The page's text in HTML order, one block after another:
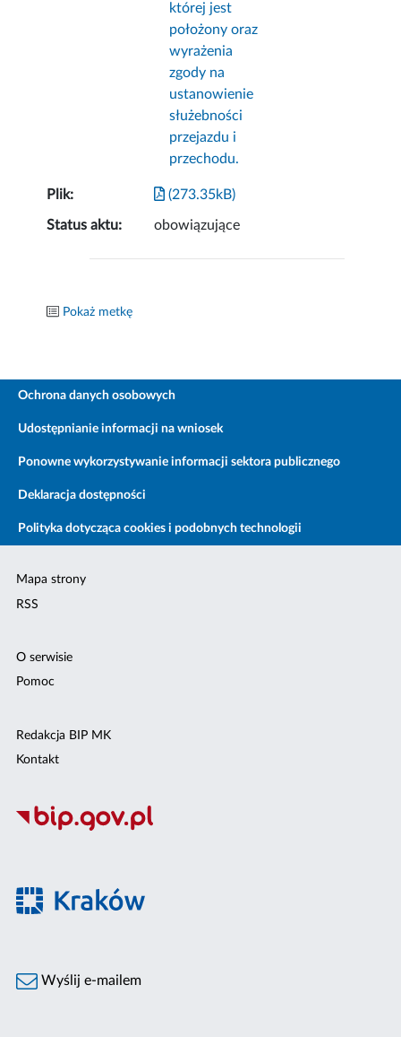
której jest
położony oraz
wyrażenia
zgody na
ustanowienie
służebności
przejazdu i
przechodu.
Plik: (273.35kB)
Status aktu: obowiązujące
Pokaż metkę
Ochrona danych osobowych
Udostępnianie informacji na wniosek
Ponowne wykorzystywanie informacji sektora publicznego
Deklaracja dostępności
Polityka dotycząca cookies i podobnych technologii
Mapa strony
RSS
O serwisie
Pomoc
Redakcja BIP MK
Kontakt
Wyślij e-mailem